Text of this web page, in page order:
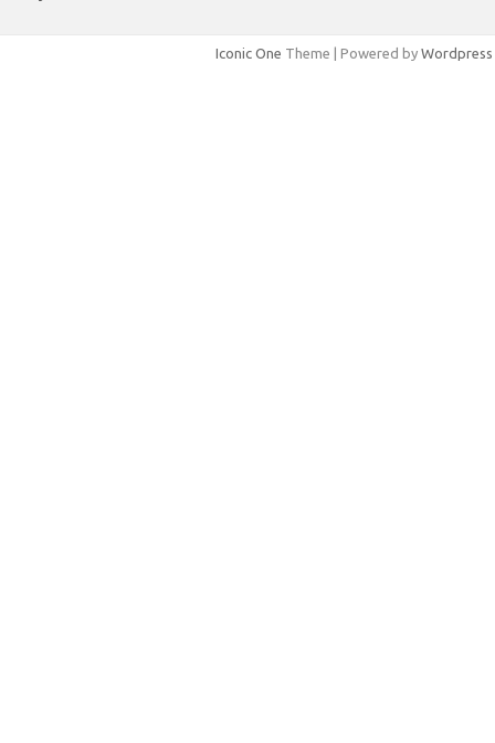
Iconic One Theme | Powered by Wordpress